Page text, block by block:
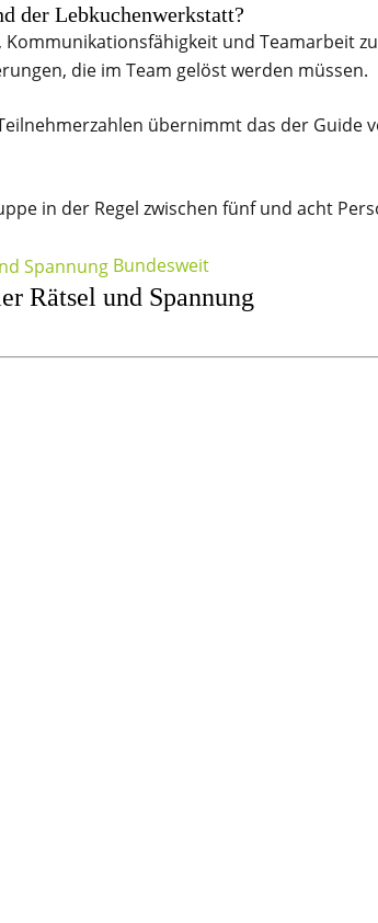
der Lebkuchenwerkstatt?
und Teamarbeit
die im Team gelöst werden müssen.
übernimmt das der Guide
in der Regel zwischen fünf und acht
Bundesweit
Rätsel und Spannung